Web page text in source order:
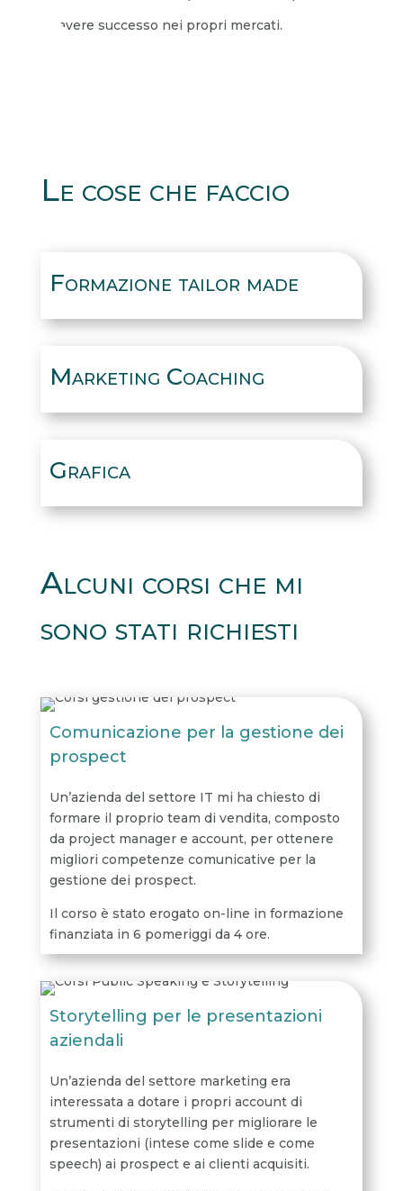
e avere successo nei propri mercati.
Le cose che faccio
Formazione tailor made
Marketing Coaching
Grafica
Alcuni corsi che mi
sono stati richiesti
Comunicazione per la gestione dei
prospect
Un’azienda del settore IT mi ha chiesto di
formare il proprio team di vendita, composto
da project manager e account, per ottenere
migliori competenze comunicative per la
gestione dei prospect.
Il corso è stato erogato on-line in formazione
finanziata in 6 pomeriggi da 4 ore.
Storytelling per le presentazioni
aziendali
Un’azienda del settore marketing era
interessata a dotare i propri account di
strumenti di storytelling per migliorare le
presentazioni (intese come slide e come
speech) ai prospect e ai clienti acquisiti.